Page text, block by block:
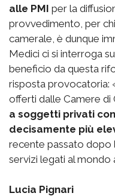
alle PMI per la
provvedimento, per chi
camerale, è dunque
Medici ci si interroga
beneficio da questa
risposta provocatoria:
offerti dalle Camere
a soggetti privati
decisamente più
recente passato dopo
servizi legati al mondo
Lucia Pignari